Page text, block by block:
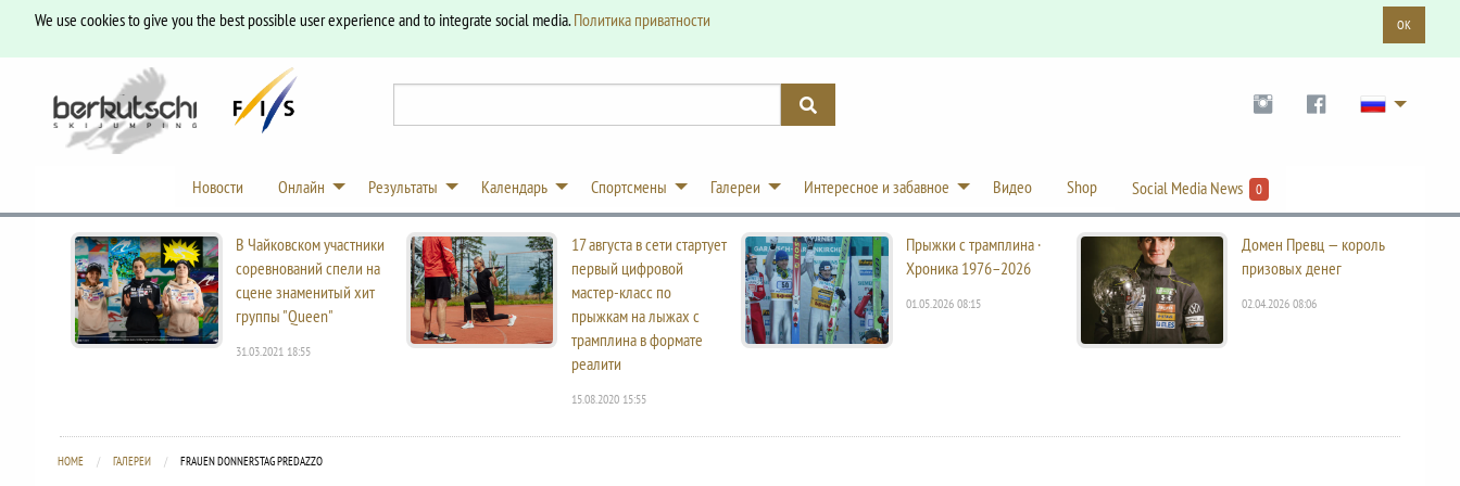
We use cookies to give you the best possible user experience and to integrate social media.Политика приватности OK
Новости Онлайн Результаты Календарь Спортсмены Галереи Интересное и забавное Видео Shop Social Media News 0
В Чайковском участники
соревнований спели на
сцене знаменитый хит
группы "Queen"
31.03.2021 18:55
17 августа в сети стартует
первый цифровой
мастер-класс по
прыжкам на лыжах с
трамплина в формате
реалити
15.08.2020 15:55
Прыжки с трамплина ·
Хроника 1976–2026
01.05.2026 08:15
Домен Превц — король
призовых денег
02.04.2026 08:06
HOME ГАЛЕРЕИ CURRENT:
FRAUEN DONNERSTAG PREDAZZO